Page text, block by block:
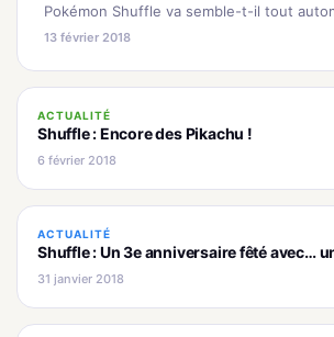
Pokémon Shuffle va semble-t-il tout
prendre une retraite bien méritée. Si vous
13 février 2018
ACTUALITÉ
Shuffle : Encore des Pikachu !
6 février 2018
ACTUALITÉ
Shuffle : Un 3e anniversaire fêté avec…
31 janvier 2018